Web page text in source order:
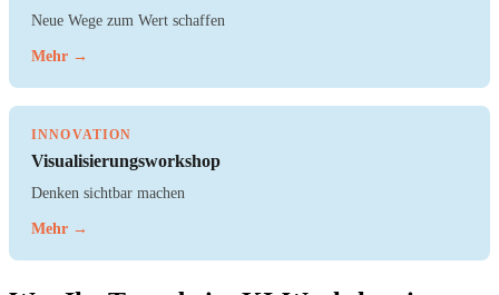
Neue Wege zum Wert schaffen
Mehr →
INNOVATION
Visualisierungsworkshop
Denken sichtbar machen
Mehr →